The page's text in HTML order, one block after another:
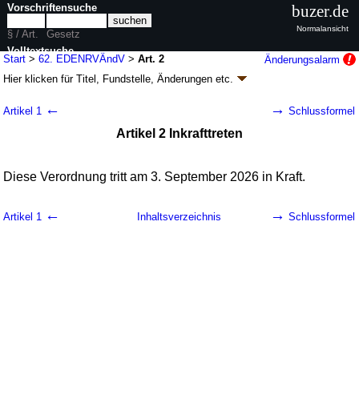
Start >62. EDENRVÄndV >Art. 2
Änderungsalarm
Hier klicken fürTitel, Fundstelle, Änderungen etc.
Änderung der Zweihundertfünfundfünfzigsten
Durchführungsverordnung zur Luftverkehrs-
Meldepunkten und Reiseflughöhen für Flüge
nach Instrumentenflugregeln im kontrollierten
Deutschland) (62. EDENRVÄndV
k.a.Abk. )
Artikel 1 ← → Schlussformel
Artikel 2 Inkrafttreten
Diese Verordnung tritt am 3. September 2026 in Kraft.
Artikel 1 ← Inhaltsverzeichnis → Schlussformel
Vorschriftensuche
§ / Art.
Gesetz
Volltextsuche
nur in 62. EDENRVÄndV
buzer.de
Normalansicht